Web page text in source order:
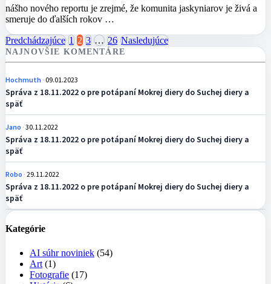
nášho nového reportu je zrejmé, že komunita jaskyniarov je živá a
smeruje do ďalších rokov …
Stránkovanie
príspevkov
Predchádzajúce 1 2 3 … 26 Nasledujúce
NAJNOVŠIE KOMENTÁRE
Hochmuth 09.01.2023
Správa z 18.11.2022 o pre potápaní Mokrej diery do Suchej diery a
späť
Jano 30.11.2022
Správa z 18.11.2022 o pre potápaní Mokrej diery do Suchej diery a
späť
Robo 29.11.2022
Správa z 18.11.2022 o pre potápaní Mokrej diery do Suchej diery a
späť
Kategórie
AI súhr noviniek (54)
Art (1)
Fotografie (17)